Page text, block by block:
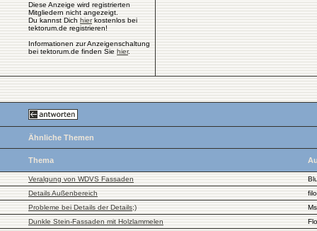
Diese Anzeige wird registrierten
Mitgliedern nicht angezeigt.
Du kannst Dich hierkostenlos bei
tektorum.de registrieren!
Informationen zur Anzeigenschaltung
bei tektorum.de finden Sie hier.
Ähnliche Themen
Thema
Veralgung von WDVS Fassaden
Details Außenbereich
filo
Probleme bei Details der Details;)
Dunkle Stein-Fassaden mit Holzlammelen